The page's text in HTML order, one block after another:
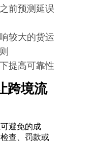
前预测延误
较大的货运
提高可靠性
跨境流
避免的成
查、罚款或